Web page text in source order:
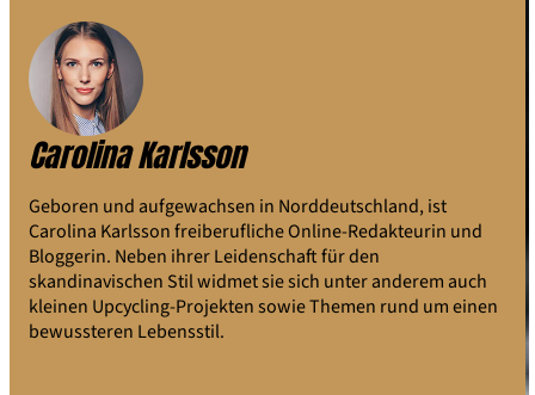
Carolina Karlsson
Geboren und aufgewachsen in Norddeutschland, ist
Carolina Karlsson freiberufliche Online-Redakteurin und
Bloggerin. Neben ihrer Leidenschaft für den
skandinavischen Stil widmet sie sich unter anderem auch
kleinen Upcycling-Projekten sowie Themen rund um einen
bewussteren Lebensstil.